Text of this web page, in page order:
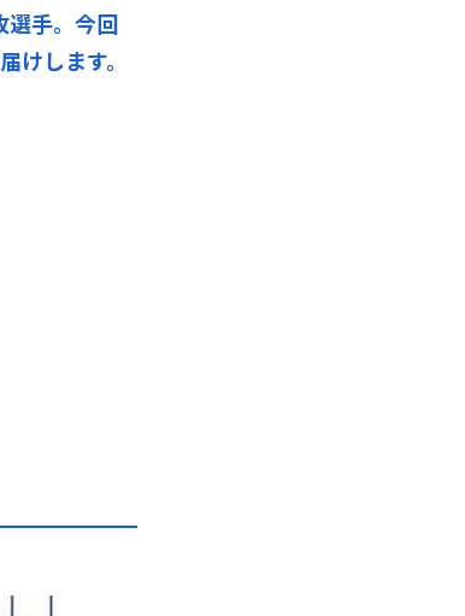
選手。今回
けします。